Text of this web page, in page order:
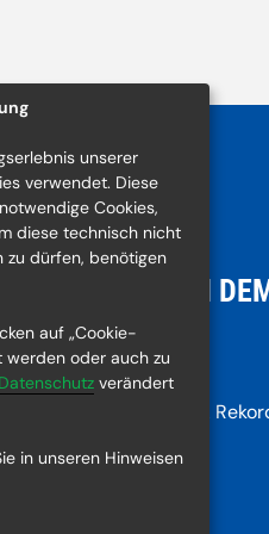
NACH
Videos
Sieger &
unserer
verwendet. Diese
Cookies,
diese technisch nicht
zu dürfen, benötigen
auf „Cookie-
werden oder auch zu
Datenschutz verändert
in unseren Hinweisen